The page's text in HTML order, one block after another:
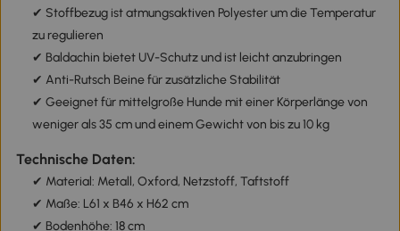
✔ Stoffbezug ist atmungsaktiven Polyester um die Temperatur
zu regulieren
✔ Baldachin bietet UV-Schutz und ist leicht anzubringen
✔ Anti-Rutsch Beine für zusätzliche Stabilität
✔ Geeignet für mittelgroße Hunde mit einer Körperlänge von
weniger als 35 cm und einem Gewicht von bis zu 10 kg
Technische Daten:
✔ Material: Metall, Oxford, Netzstoff, Taftstoff
✔ Maße: L61 x B46 x H62 cm
✔ Bodenhöhe: 18 cm